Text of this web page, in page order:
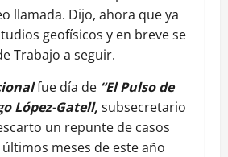
llamada. Dijo, ahora que ya
geofísicos y en breve se
Trabajo a seguir.
fue día de “El Pulso de
López-Gatell, subsecretario
un repunte de casos
meses de este año